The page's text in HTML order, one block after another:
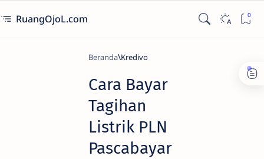
RuangOjoL.com
Beranda Kredivo
Cara Bayar
Tagihan
Listrik PLN
Pascabayar